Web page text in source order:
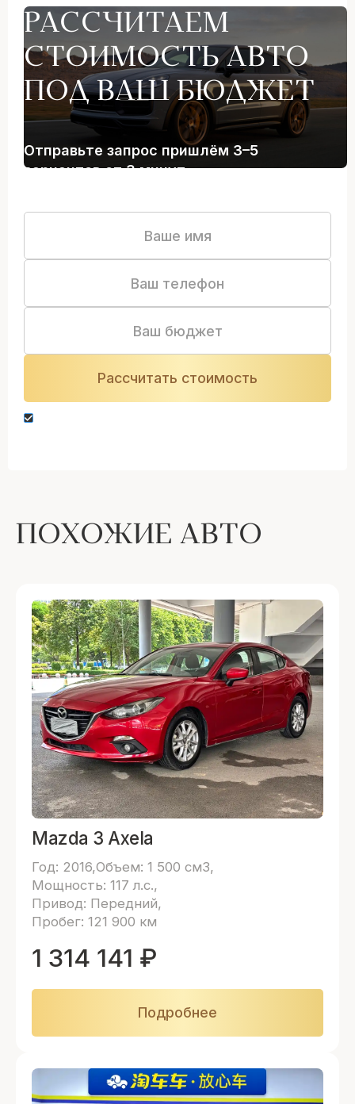
РАССЧИТАЕМ
СТОИМОСТЬ АВТО
ПОД ВАШ БЮДЖЕТ
Отправьте запрос пришлём 3–5
вариантов от 3 минут
ПОХОЖИЕ АВТО
Mazda 3 Axela
Год: 2016 Объем: 1 500 см3
Мощность: 117 л.с.
Привод: Передний
Пробег: 121 900 км
1 314 141 ₽
Подробнее